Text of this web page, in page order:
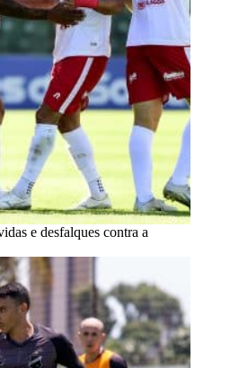
e desfalques contra a